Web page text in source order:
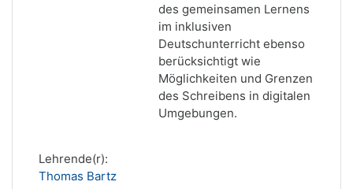
des gemeinsamen Lernens
im inklusiven
Deutschunterricht ebenso
berücksichtigt wie
Möglichkeiten und Grenzen
des Schreibens in digitalen
Umgebungen.
Lehrende(r):
Thomas Bartz